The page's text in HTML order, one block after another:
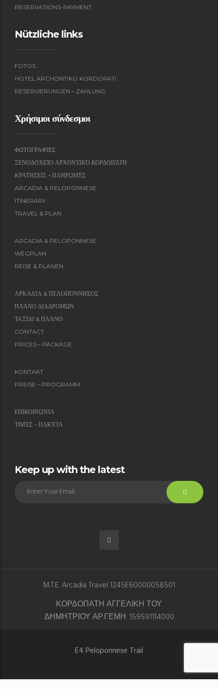
RESERVATIONS-PAYMENT
Nützliche links
FOTOS
HOTEL ARCHONTIKO KORDOPATI
RESERVIERUNGEN – ZAHLUNG
Χρήσιμοι σύνδεσμοι
ΦΩΤΟΓΡΑΦΊΕΣ
ΞΕΝΟΔΟΧΕΊΟ ΑΡΧΟΝΤΙΚΌ ΚΟΡΔΟΠΆΤΗ
ΚΡΑΤΉΣΕΙΣ – ΠΛΗΡΩΜΈΣ
ARCADIA & PELOPONNESE
ITINERARY
TRAVEL & PLAN
ARCADIA & PELOPONNESE
WEGPLAN
REISE & PLANEN
ΑΡΚΑΔΊΑ & ΠΕΛΟΠΌΝΝΗΣΟΣ
ΠΛΆΝΟ ΔΙΑΔΡΟΜΏΝ
ΤΑΞΊΔΙ & ΠΛΆΝΟ
CONTACT
PRICES – PACKAGE
KONTAKT
PREISE – PROGRAMM
ΕΠΙΚΟΙΝΩΝΊΑ
ΤΙΜΈΣ – ΠΑΚΈΤΑ
Keep up with the latest
M.T.E. Arcadia Travel 1245E60000058501
ΚΟΡΔΟΠΑΤΗ ΑΓΓΕΛΙΚΗ ΤΟΥ
ΔΗΜΗΤΡΙΟΥ ΑΡ.ΓΕΜΗ: 159591114000
E4 Peloponnese Trail